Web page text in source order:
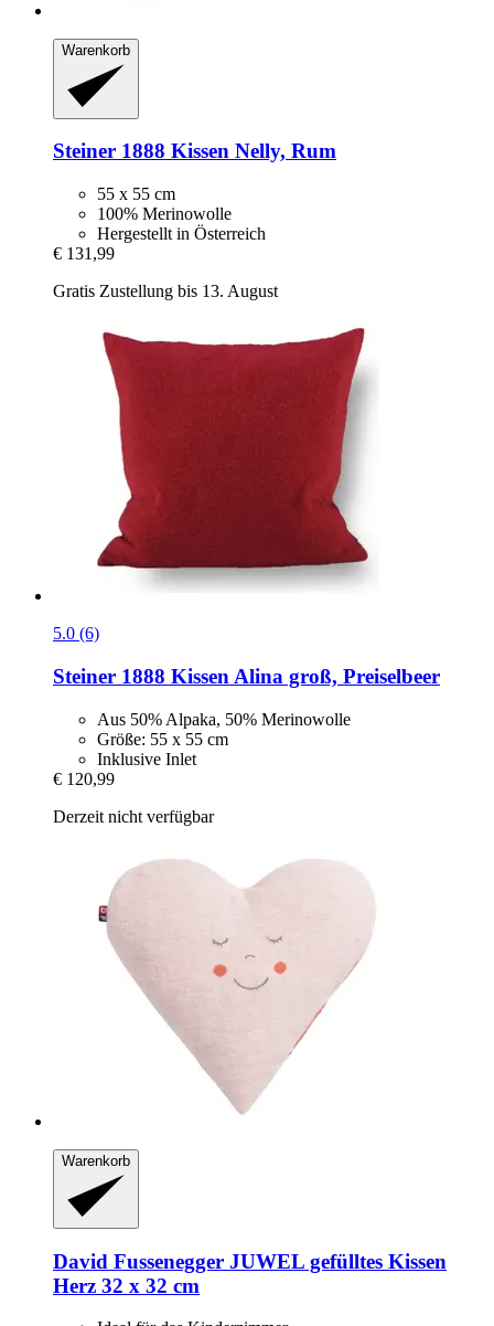
Warenkorb
Steiner 1888 Kissen Nelly, Rum
55 x 55 cm
100% Merinowolle
Hergestellt in Österreich
€ 131,99
Gratis Zustellung bis 13. August
5.0 (6)
Steiner 1888 Kissen Alina groß, Preiselbeer
Aus 50% Alpaka, 50% Merinowolle
Größe: 55 x 55 cm
Inklusive Inlet
€ 120,99
Derzeit nicht verfügbar
Warenkorb
David Fussenegger JUWEL gefülltes Kissen
Herz 32 x 32 cm